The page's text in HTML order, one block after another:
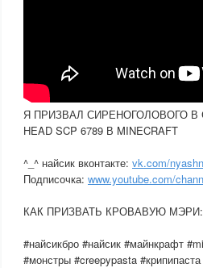
Я ПРИЗВАЛ СИРЕНОГОЛОВОГО В
HEAD SCP 6789 В MINECRAFT
^_^ найсик вконтакте: vk.com/
Подписочка: www.youtube.com/
КАК ПРИЗВАТЬ КРОВАВУЮ МЭРИ:
#найсикбро #найсик #майнкрафт
#монстры #creepypasta